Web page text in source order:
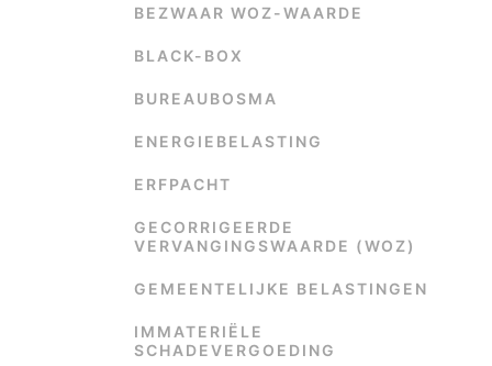
BEZWAAR WOZ-WAARDE
BLACK-BOX
BUREAUBOSMA
ENERGIEBELASTING
ERFPACHT
GECORRIGEERDE
VERVANGINGSWAARDE (WOZ)
GEMEENTELIJKE BELASTINGEN
IMMATERIËLE
SCHADEVERGOEDING